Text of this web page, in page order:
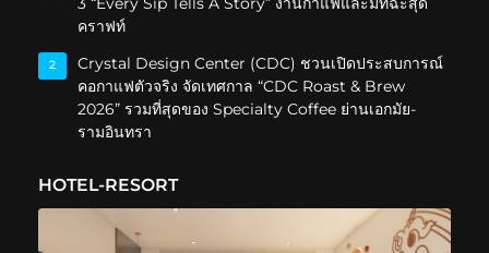
คราฟท์
2
Crystal Design Center (CDC) ชวนเปิดประสบการณ์
คอกาแฟตัวจริง จัดเทศกาล “CDC Roast & Brew
2026” รวมที่สุดของ Specialty Coffee ย่านเอกมัย-
รามอินทรา
HOTEL-RESORT